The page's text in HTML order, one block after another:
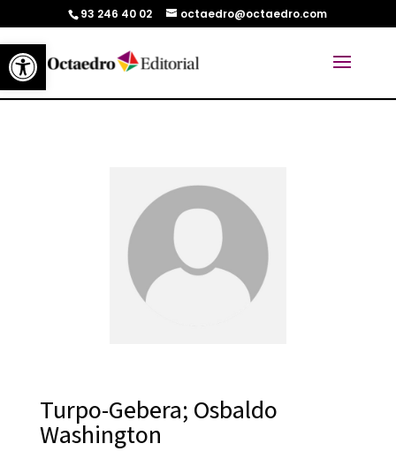
Abrir barra de herramientas
93 246 40 02 octaedro@octaedro.com
Turpo-Gebera; Osbaldo
Washington